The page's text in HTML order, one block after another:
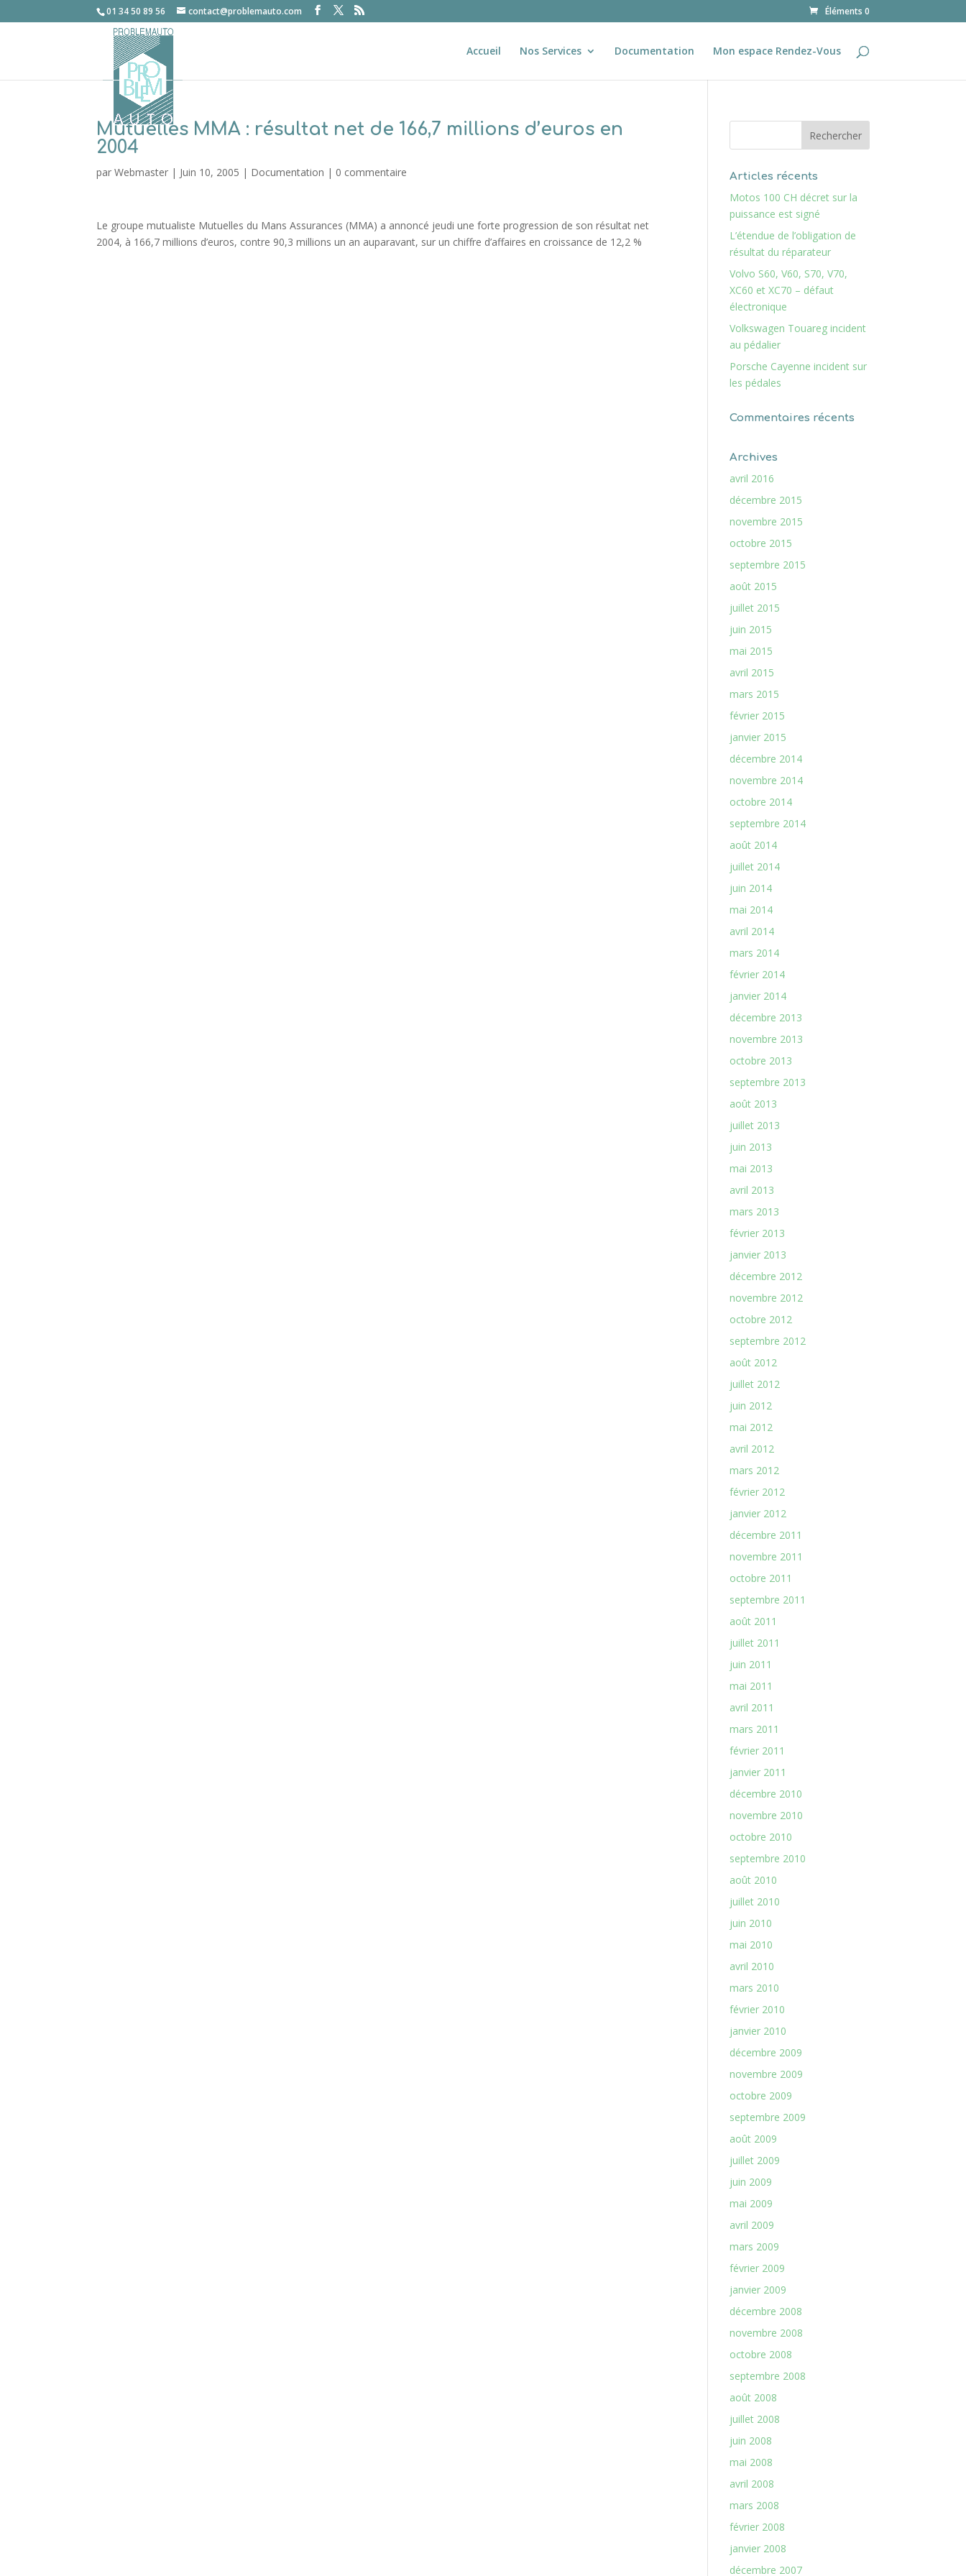
01 34 50 89 56 contact@problemauto.com Éléments 0
Accueil Nos Services Documentation Mon espace Rendez-Vous
Mutuelles MMA : résultat net de 166,7 millions d’euros en
2004
parWebmaster | Juin 10, 2005 | Documentation | 0 commentaire
Le groupe mutualiste Mutuelles du Mans Assurances (MMA) a annoncé jeudi une forte progression de son résultat net
2004, à 166,7 millions d’euros, contre 90,3 millions un an auparavant, sur un chiffre d’affaires en croissance de 12,2 %
Articles récents
Motos 100 CH décret sur la
puissance est signé
L’étendue de l’obligation de
résultat du réparateur
Volvo S60, V60, S70, V70,
XC60 et XC70 – défaut
électronique
Volkswagen Touareg incident
au pédalier
Porsche Cayenne incident sur
les pédales
Commentaires récents
Archives
avril 2016
décembre 2015
novembre 2015
octobre 2015
septembre 2015
août 2015
juillet 2015
juin 2015
mai 2015
avril 2015
mars 2015
février 2015
janvier 2015
décembre 2014
novembre 2014
octobre 2014
septembre 2014
août 2014
juillet 2014
juin 2014
mai 2014
avril 2014
mars 2014
février 2014
janvier 2014
décembre 2013
novembre 2013
octobre 2013
septembre 2013
août 2013
juillet 2013
juin 2013
mai 2013
avril 2013
mars 2013
février 2013
janvier 2013
décembre 2012
novembre 2012
octobre 2012
septembre 2012
août 2012
juillet 2012
juin 2012
mai 2012
avril 2012
mars 2012
février 2012
janvier 2012
décembre 2011
novembre 2011
octobre 2011
septembre 2011
août 2011
juillet 2011
juin 2011
mai 2011
avril 2011
mars 2011
février 2011
janvier 2011
décembre 2010
novembre 2010
octobre 2010
septembre 2010
août 2010
juillet 2010
juin 2010
mai 2010
avril 2010
mars 2010
février 2010
janvier 2010
décembre 2009
novembre 2009
octobre 2009
septembre 2009
août 2009
juillet 2009
juin 2009
mai 2009
avril 2009
mars 2009
février 2009
janvier 2009
décembre 2008
novembre 2008
octobre 2008
septembre 2008
août 2008
juillet 2008
juin 2008
mai 2008
avril 2008
mars 2008
février 2008
janvier 2008
décembre 2007